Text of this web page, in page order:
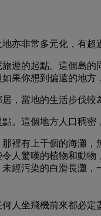
亦非常多元化，有超
遊的起點。這個島
果你想到偏遠的地
，當地的生活步伐
。這個地方人口稠
裡有上千個的海灘
人驚嘆的植物和動物
經污染的白滑長灘
人坐飛機前來都必定